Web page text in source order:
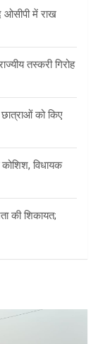
ओसीपी में राख
तस्करी गिरोह
छात्राओं को किए
विधायक
की शिकायत;